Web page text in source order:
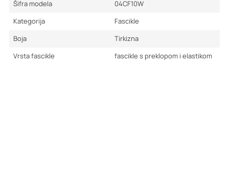
Šifra modela
04CF10W
Kategorija
Fascikle
Boja
Tirkizna
Vrsta fascikle
fascikle s preklopom i elastikom